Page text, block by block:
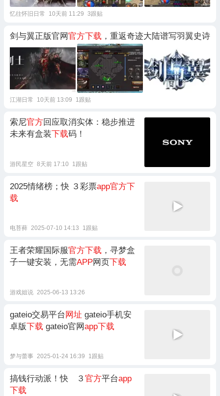
忆往怀旧日常 10天前 11:29 3跟贴
剑与翼正版官网官方下载 ，重返奇迹大陆谱写羽翼史诗
江湖日常 10天前 13:09 1跟贴
索尼官方回应取消实体：稳步推进
未来有盒装下载码！
游民星空 8天前 17:10 1跟贴
2025情绪榜；快 ３彩票app官方下
载
电苔藓 2025-07-10 14:13 1跟贴
王者荣耀国际服官方下载 ，寻梦盒
子一键安装，无需APP网页下载
游戏姐说 2025-06-13 13:26
gateio交易平台 网址 gateio手机安
卓版下载 gateio官网app下载
梦与蕾事 2025-01-24 16:39 1跟贴
搞钱行动派！快 ３ 官方平台app
下载